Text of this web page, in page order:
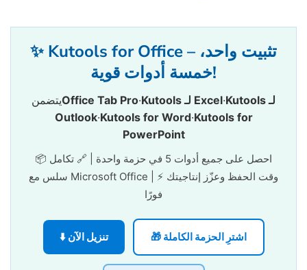
✨ Kutools for Office – تثبيت واحد،
خمسة أدوات قوية!
يتضمنOffice Tab Pro· Kutools لـ Excel·Kutools لـ
Outlook·Kutools for Word·Kutools for
PowerPoint
📦 احصل على جميع أدوات 5 في حزمة واحدة | 🔗 تكامل
سلس مع Microsoft Office | ⚡ وقت الحفظ وعزّز إنتاجيتك
فورًا
⬇️ تنزيل الآن 🎁 اشترِ الحزمة الكاملة